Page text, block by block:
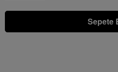
Sepete